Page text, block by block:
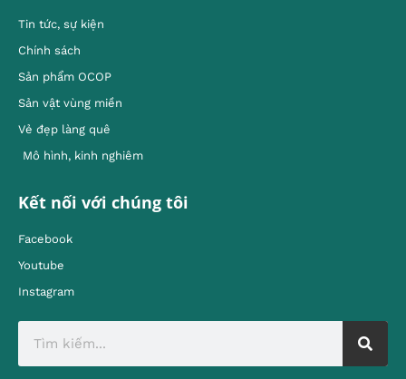
Tin tức, sự kiện
Chính sách
Sản phẩm OCOP
Sản vật vùng miền
Vẻ đẹp làng quê
Mô hình, kinh nghiêm
Kết nối với chúng tôi
Facebook
Youtube
Instagram